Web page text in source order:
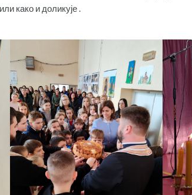
како и доликује .